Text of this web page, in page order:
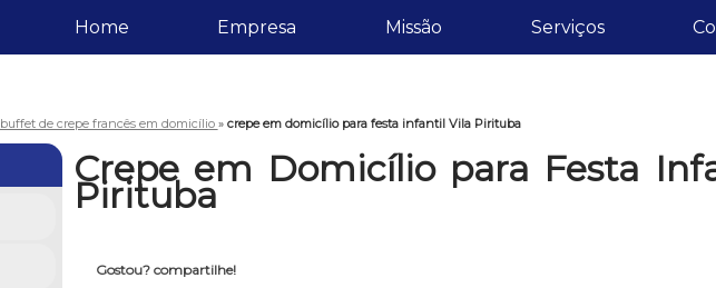
Home Empresa Missão Serviços
buffet de crepe francês em domicílio » crepe em domicílio para festa infantil Vila Pirituba
Crepe em Domicílio para Festa
Pirituba
Gostou? compartilhe!